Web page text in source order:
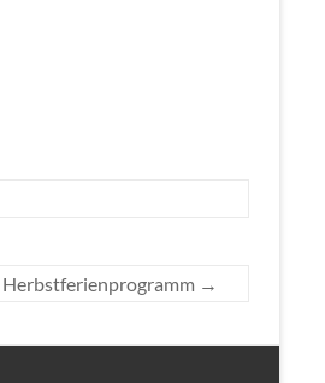
Herbstferienprogramm →